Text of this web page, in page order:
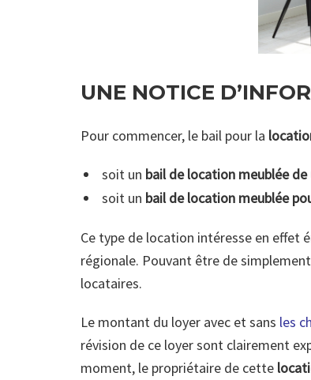
UNE NOTICE
Pour commencer, le bail pour la
soit un bail de location meublée de
soit un bail de location meublée
Ce type de location intéresse en
régionale. Pouvant être de
locataires.
Le montant du loyer avec et sans les
révision de ce loyer sont clairement
moment, le propriétaire de cette